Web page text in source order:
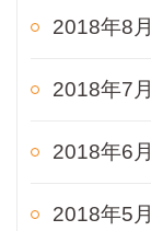
2018年8月
2018年7月
2018年6月
2018年5月